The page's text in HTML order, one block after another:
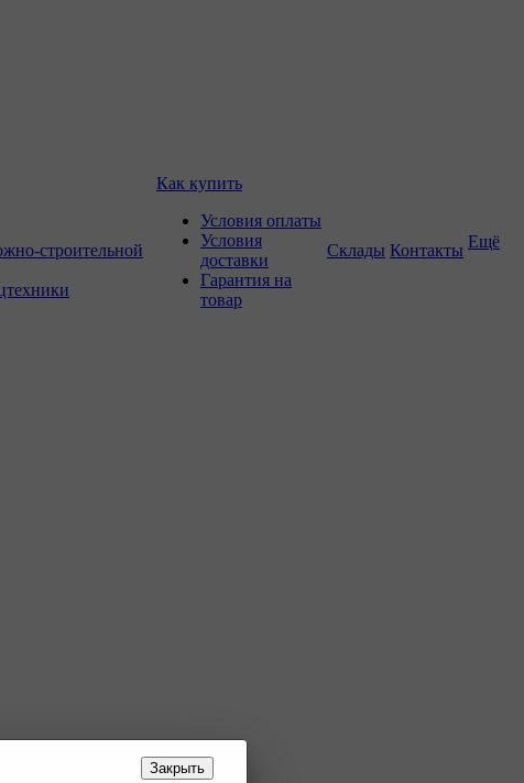
Закрыть
строительной
Как купить
Условия оплаты
Условия
доставки
Гарантия на
товар
Склады Контакты Ещё